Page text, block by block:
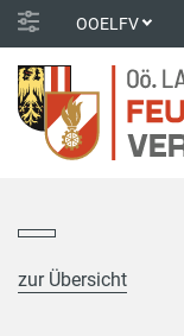
OOELFV
zur Übersicht